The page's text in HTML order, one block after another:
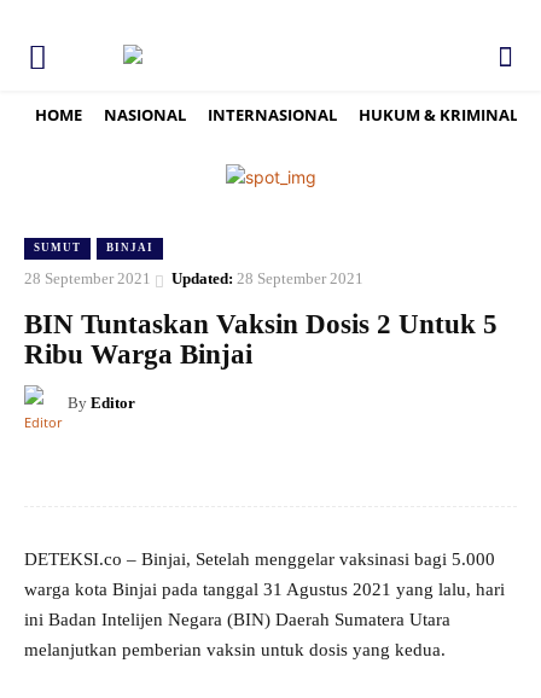
HOME NASIONAL INTERNASIONAL HUKUM & KRIMINAL
SUMUT BINJAI
28 September 2021 Updated: 28 September 2021
BIN Tuntaskan Vaksin Dosis 2 Untuk 5
Ribu Warga Binjai
By Editor
DETEKSI.co – Binjai, Setelah menggelar vaksinasi bagi 5.000
warga kota Binjai pada tanggal 31 Agustus 2021 yang lalu, hari
ini Badan Intelijen Negara (BIN) Daerah Sumatera Utara
melanjutkan pemberian vaksin untuk dosis yang kedua.